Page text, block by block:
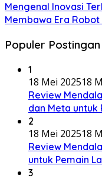
Mengenal Inovasi
Membawa Era
Populer Postingan
1
18 Mei 202518
Review
dan Meta untuk
2
18 Mei 202518
Review
untuk Pemain
3